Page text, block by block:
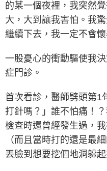
的某一個夜裡，我突然
大，大到讓我害怕。我
繼續下去，我一定不會懷
一股憂心的衝動驅使我
症門診。
首次看診，醫師劈頭第1
打針嗎？」誰不怕痛！
檢查時還曾經發生過，
（而且當時打的還是最
丟臉到想要挖個地洞躲起